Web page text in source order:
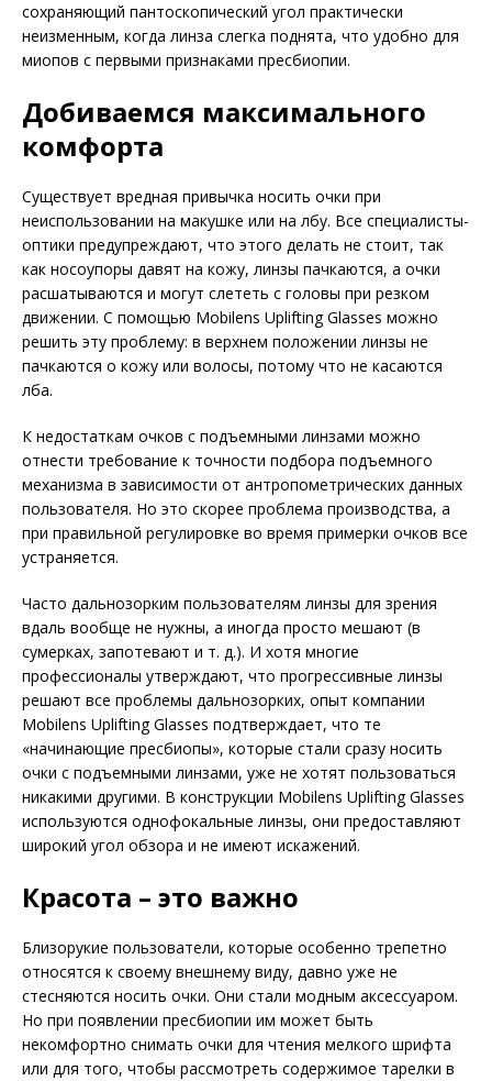
сохраняющий пантоскопический угол практически
неизменным, когда линза слегка поднята, что удобно для
миопов с первыми признаками пресбиопии.
Добиваемся максимального
комфорта
Существует вредная привычка носить очки при
неиспользовании на макушке или на лбу. Все специалисты-
оптики предупреждают, что этого делать не стоит, так
как носоупоры давят на кожу, линзы пачкаются, а очки
расшатываются и могут слететь с головы при резком
движении. С помощью Mobilens Uplifting Glasses можно
решить эту проблему: в верхнем положении линзы не
пачкаются о кожу или волосы, потому что не касаются
лба.
К недостаткам очков с подъемными линзами можно
отнести требование к точности подбора подъемного
механизма в зависимости от антропометрических данных
пользователя. Но это скорее проблема производства, а
при правильной регулировке во время примерки очков все
устраняется.
Часто дальнозорким пользователям линзы для зрения
вдаль вообще не нужны, а иногда просто мешают (в
сумерках, запотевают и т. д.). И хотя многие
профессионалы утверждают, что прогрессивные линзы
решают все проблемы дальнозорких, опыт компании
Mobilens Uplifting Glasses подтверждает, что те
«начинающие пресбиопы», которые стали сразу носить
очки с подъемными линзами, уже не хотят пользоваться
никакими другими. В конструкции Mobilens Uplifting Glasses
используются однофокальные линзы, они предоставляют
широкий угол обзора и не имеют искажений.
Красота – это важно
Близорукие пользователи, которые особенно трепетно
относятся к своему внешнему виду, давно уже не
стесняются носить очки. Они стали модным аксессуаром.
Но при появлении пресбиопии им может быть
некомфортно снимать очки для чтения мелкого шрифта
или для того, чтобы рассмотреть содержимое тарелки в